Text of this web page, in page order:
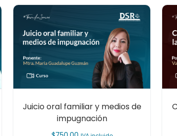
Juicio oral familiar y medios de
impugnación